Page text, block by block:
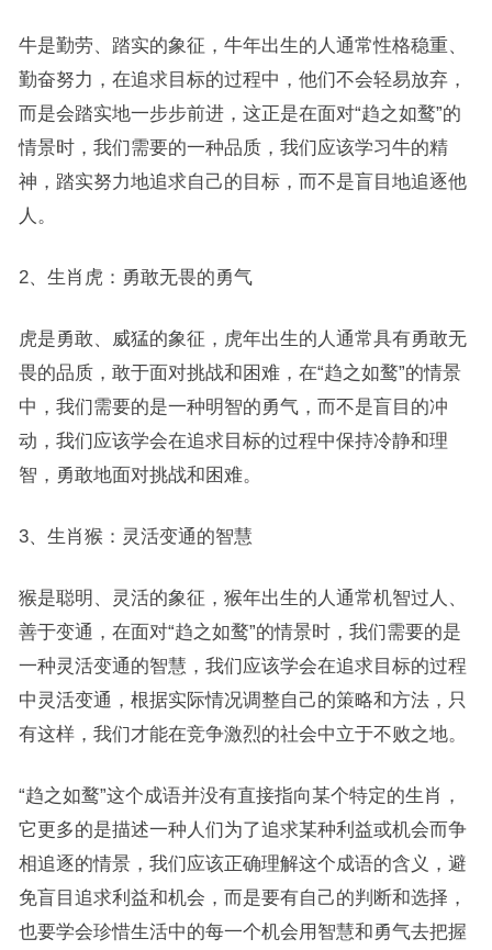
牛是勤劳、踏实的象征，牛年出生的人通常性格稳重、
勤奋努力，在追求目标的过程中，他们不会轻易放弃，
而是会踏实地一步步前进，这正是在面对“趋之如鹜”的
情景时，我们需要的一种品质，我们应该学习牛的精
神，踏实努力地追求自己的目标，而不是盲目地追逐他
人。
2、生肖虎：勇敢无畏的勇气
虎是勇敢、威猛的象征，虎年出生的人通常具有勇敢无
畏的品质，敢于面对挑战和困难，在“趋之如鹜”的情景
中，我们需要的是一种明智的勇气，而不是盲目的冲
动，我们应该学会在追求目标的过程中保持冷静和理
智，勇敢地面对挑战和困难。
3、生肖猴：灵活变通的智慧
猴是聪明、灵活的象征，猴年出生的人通常机智过人、
善于变通，在面对“趋之如鹜”的情景时，我们需要的是
一种灵活变通的智慧，我们应该学会在追求目标的过程
中灵活变通，根据实际情况调整自己的策略和方法，只
有这样，我们才能在竞争激烈的社会中立于不败之地。
“趋之如鹜”这个成语并没有直接指向某个特定的生肖，
它更多的是描述一种人们为了追求某种利益或机会而争
相追逐的情景，我们应该正确理解这个成语的含义，避
免盲目追求利益和机会，而是要有自己的判断和选择，
也要学会珍惜生活中的每一个机会用智慧和勇气去把握